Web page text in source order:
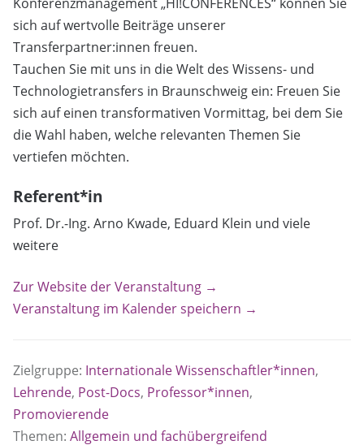
sich auf wertvolle Beiträge unserer
Transferpartner:innen freuen.
Tauchen Sie mit uns in die Welt des Wissens- und
Technologietransfers in Braunschweig ein: Freuen Sie
sich auf einen transformativen Vormittag, bei dem Sie
die Wahl haben, welche relevanten Themen Sie
vertiefen möchten.
Referent*in
Prof. Dr.-Ing. Arno Kwade, Eduard Klein und viele
weitere
Zur Website der Veranstaltung →
Veranstaltung im Kalender speichern →
Zielgruppe: Internationale Wissenschaftler*innen,
Lehrende, Post-Docs, Professor*innen,
Promovierende
Themen: Allgemein und fachübergreifend